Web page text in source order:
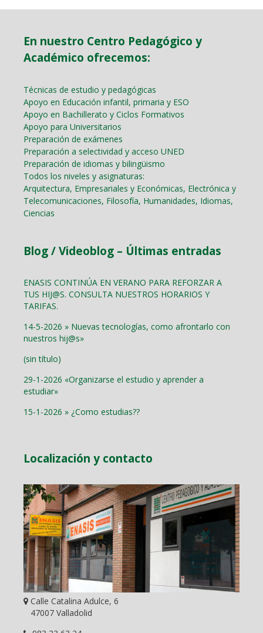
En nuestro Centro Pedagógico y
Académico ofrecemos:
Técnicas de estudio y pedagógicas
Apoyo en Educación infantil, primaria y ESO
Apoyo en Bachillerato y Ciclos Formativos
Apoyo para Universitarios
Preparación de exámenes
Preparación a selectividad y acceso UNED
Preparación de idiomas y bilingüismo
Todos los niveles y asignaturas:
Arquitectura, Empresariales y Económicas, Electrónica y
Telecomunicaciones, Filosofía, Humanidades, Idiomas,
Ciencias
Blog / Videoblog – Últimas entradas
ENASIS CONTINÚA EN VERANO PARA REFORZAR A
TUS HIJ@S. CONSULTA NUESTROS HORARIOS Y
TARIFAS.
14-5-2026 » Nuevas tecnologías, como afrontarlo con
nuestros hij@s»
(sin título)
29-1-2026 «Organizarse el estudio y aprender a
estudiar»
15-1-2026 » ¿Como estudias??
Localización y contacto
Calle Catalina Adulce, 6
47007 Valladolid